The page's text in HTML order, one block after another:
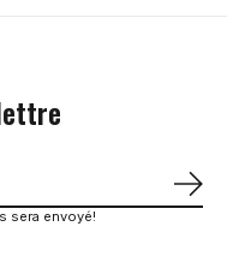
sera envoyé!